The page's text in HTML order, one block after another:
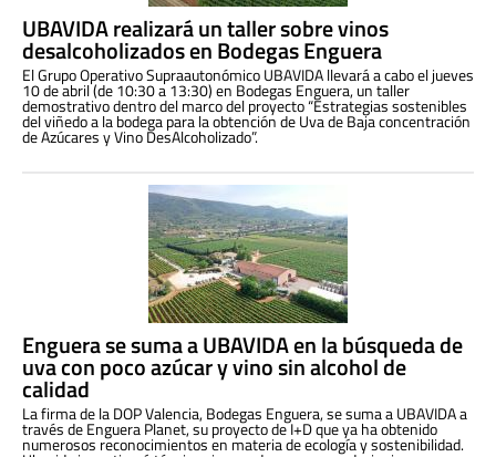
UBAVIDA realizará un taller sobre vinos
desalcoholizados en Bodegas Enguera
El Grupo Operativo Supraautonómico UBAVIDA llevará a cabo el jueves
10 de abril (de 10:30 a 13:30) en Bodegas Enguera, un taller
demostrativo dentro del marco del proyecto “Estrategias sostenibles
del viñedo a la bodega para la obtención de Uva de Baja concentración
de Azúcares y Vino DesAlcoholizado”.
Enguera se suma a UBAVIDA en la búsqueda de
uva con poco azúcar y vino sin alcohol de
calidad
La firma de la DOP Valencia, Bodegas Enguera, se suma a UBAVIDA a
través de Enguera Planet, su proyecto de I+D que ya ha obtenido
numerosos reconocimientos en materia de ecología y sostenibilidad.